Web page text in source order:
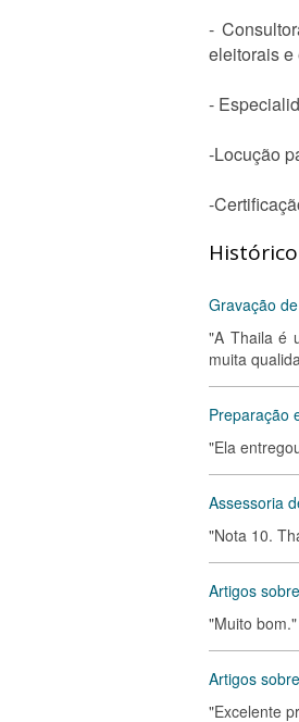
-
eleitorais e
-
-Locução
-
Gravação
"A Thaila é
muita
Preparação
"Ela
Assessoria
"Nota 10.
Artigos
"Muito bom."
Artigos
"Excelente